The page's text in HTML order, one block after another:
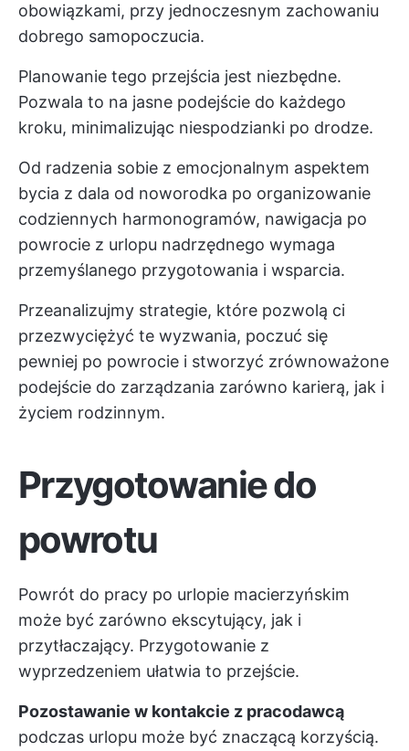
obowiązkami, przy jednoczesnym zachowaniu
dobrego samopoczucia.
Planowanie tego przejścia jest niezbędne.
Pozwala to na jasne podejście do każdego
kroku, minimalizując niespodzianki po drodze.
Od radzenia sobie z emocjonalnym aspektem
bycia z dala od noworodka po organizowanie
codziennych harmonogramów, nawigacja po
powrocie z urlopu nadrzędnego wymaga
przemyślanego przygotowania i wsparcia.
Przeanalizujmy strategie, które pozwolą ci
przezwyciężyć te wyzwania, poczuć się
pewniej po powrocie i stworzyć zrównoważone
podejście do zarządzania zarówno karierą, jak i
życiem rodzinnym.
Przygotowanie do
powrotu
Powrót do pracy po urlopie macierzyńskim
może być zarówno ekscytujący, jak i
przytłaczający. Przygotowanie z
wyprzedzeniem ułatwia to przejście.
Pozostawanie w kontakcie z pracodawcą
podczas urlopu może być znaczącą korzyścią.